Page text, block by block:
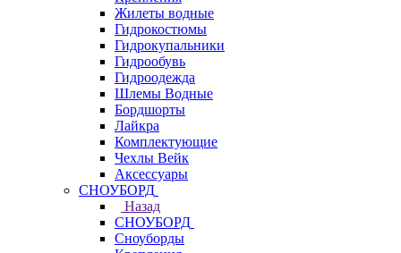
Жилеты водные
Гидрокостюмы
Гидрокупальники
Гидрообувь
Гидроодежда
Шлемы Водные
Бордшорты
Лайкра
Комплектующие
Чехлы Вейк
Аксессуары
СНОУБОРД
Назад
СНОУБОРД
Сноуборды